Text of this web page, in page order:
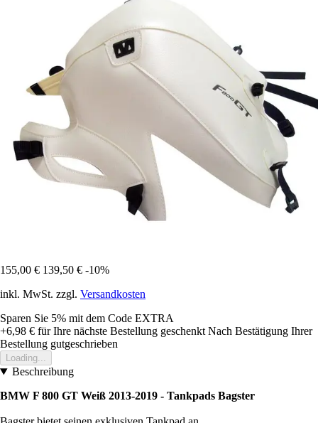
155,00 € 139,50 € -10%
inkl. MwSt. zzgl. Versandkosten
Sparen Sie 5% mit dem Code EXTRA
+6,98 € für Ihre nächste Bestellung geschenkt Nach Bestätigung Ihrer
Bestellung gutgeschrieben
Loading...
Beschreibung
BMW F 800 GT Weiß 2013-2019 - Tankpads Bagster